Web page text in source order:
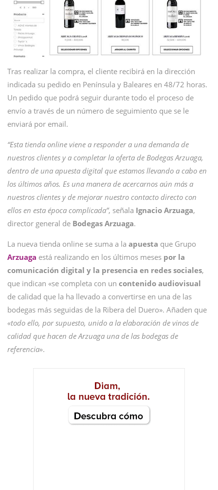
Tras realizar la compra, el cliente recibirá en la dirección
indicada su pedido en Península y Baleares en 48/72 horas.
Un pedido que podrá seguir durante todo el proceso de
envío a través de un número de seguimiento que se le
enviará por email.
“Esta tienda online viene a responder a una demanda de
nuestros clientes y a completar la oferta de Bodegas Arzuaga,
dentro de una apuesta digital que estamos llevando a cabo en
los últimos años. Es una manera de acercarnos aún más a
nuestros clientes y de mejorar nuestro contacto directo con
ellos en esta época complicada”, señala Ignacio Arzuaga,
director general de Bodegas Arzuaga.
La nueva tienda online se suma a la apuesta que Grupo
Arzuaga está realizando en los últimos meses por la
comunicación digital y la presencia en redes sociales,
que indican «se completa con un contenido audiovisual
de calidad que la ha llevado a convertirse en una de las
bodegas más seguidas de la Ribera del Duero». Añaden que
«todo ello, por supuesto, unido a la elaboración de vinos de
calidad que hacen de Arzuaga una de las bodegas de
referencia».